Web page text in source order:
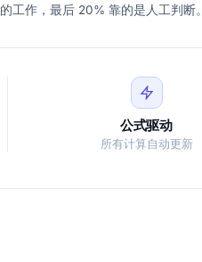
工作，最后 20% 靠的是人工判断。
公式驱动
所有计算自动更新